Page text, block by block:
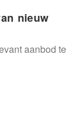
nieuw
aanbod te